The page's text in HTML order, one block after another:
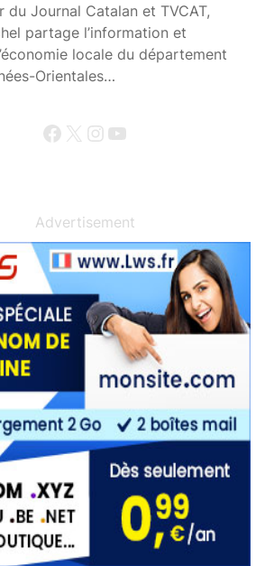
du Journal Catalan et TVCAT,
partage l’information et
locale du département
Orientales…
Facebook X InstagramYouTube
Advertisement